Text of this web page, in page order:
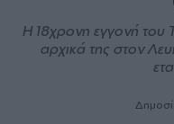
Η 18χρονη εγγονή του
αρχικά της στον